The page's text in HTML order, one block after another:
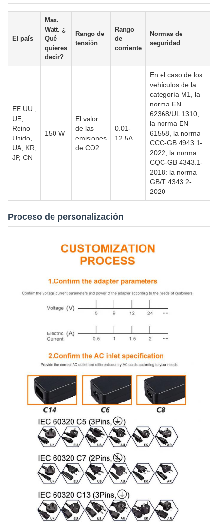
El país
Max.
Watt. ¿
Qué
quieres
decir?
Rango de
tensión
Rango
de
corriente
Normas de
seguridad
EE.UU.,
UE,
Reino
Unido,
UA, KR,
JP, CN
150 W
El valor
de las
emisiones
de CO2
0.01-
12.5A
En el caso de los
vehículos de la
categoría M1, la
norma EN
62368/UL 1310,
la norma EN
61558, la norma
CCC-GB 4943.1-
2022, la norma
CQC-GB 4343.1-
2018; la norma
GB/T 4343.2-
2020
Proceso de personalización